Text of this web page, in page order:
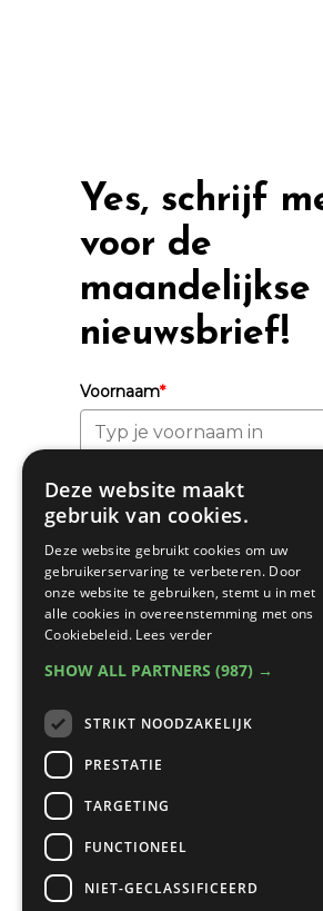
Yes, schrijf
voor de
maandelijkse
nieuwsbrief!
Voornaam*
Achternaam
Email*
We gaan voorzichtig om met
Lees in hetPrivacybeleid
hoe
Ik ga akkoord met het
Deze website maakt
gebruik van cookies.
Deze website gebruikt cookies om uw
gebruikerservaring te verbeteren. Door
onze website te gebruiken, stemt u in met
alle cookies in overeenstemming met ons
Cookiebeleid. Lees verder
SHOW ALL PARTNERS (987) →
STRIKT NOODZAKELIJK
PRESTATIE
TARGETING
FUNCTIONEEL
NIET-GECLASSIFICEERD